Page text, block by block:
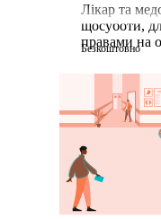
Лікар та
щосуботи,
правами на
Безкоштовно